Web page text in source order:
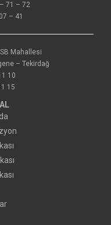
71 – 72
– 41
Mahallesi
– Tekirdağ
10
15